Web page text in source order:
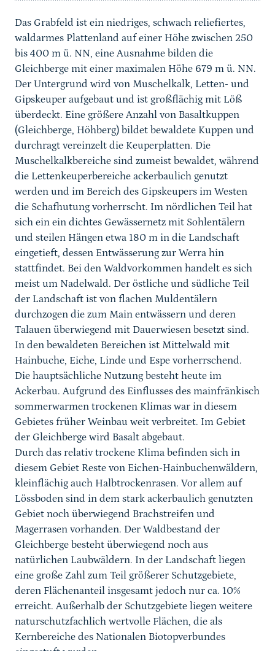
Das Grabfeld ist ein niedriges, schwach reliefiertes,
waldarmes Plattenland auf einer Höhe zwischen 250
bis 400 m ü. NN, eine Ausnahme bilden die
Gleichberge mit einer maximalen Höhe 679 m ü. NN.
Der Untergrund wird von Muschelkalk, Letten- und
Gipskeuper aufgebaut und ist großflächig mit Löß
überdeckt. Eine größere Anzahl von Basaltkuppen
(Gleichberge, Höhberg) bildet bewaldete Kuppen und
durchragt vereinzelt die Keuperplatten. Die
Muschelkalkbereiche sind zumeist bewaldet, während
die Lettenkeuperbereiche ackerbaulich genutzt
werden und im Bereich des Gipskeupers im Westen
die Schafhutung vorherrscht. Im nördlichen Teil hat
sich ein ein dichtes Gewässernetz mit Sohlentälern
und steilen Hängen etwa 180 m in die Landschaft
eingetieft, dessen Entwässerung zur Werra hin
stattfindet. Bei den Waldvorkommen handelt es sich
meist um Nadelwald. Der östliche und südliche Teil
der Landschaft ist von flachen Muldentälern
durchzogen die zum Main entwässern und deren
Talauen überwiegend mit Dauerwiesen besetzt sind.
In den bewaldeten Bereichen ist Mittelwald mit
Hainbuche, Eiche, Linde und Espe vorherrschend.
Die hauptsächliche Nutzung besteht heute im
Ackerbau. Aufgrund des Einflusses des mainfränkisch
sommerwarmen trockenen Klimas war in diesem
Gebietes früher Weinbau weit verbreitet. Im Gebiet
der Gleichberge wird Basalt abgebaut.
Durch das relativ trockene Klima befinden sich in
diesem Gebiet Reste von Eichen-Hainbuchenwäldern,
kleinflächig auch Halbtrockenrasen. Vor allem auf
Lössboden sind in dem stark ackerbaulich genutzten
Gebiet noch überwiegend Brachstreifen und
Magerrasen vorhanden. Der Waldbestand der
Gleichberge besteht überwiegend noch aus
natürlichen Laubwäldern. In der Landschaft liegen
eine große Zahl zum Teil größerer Schutzgebiete,
deren Flächenanteil insgesamt jedoch nur ca. 10%
erreicht. Außerhalb der Schutzgebiete liegen weitere
naturschutzfachlich wertvolle Flächen, die als
Kernbereiche des Nationalen Biotopverbundes